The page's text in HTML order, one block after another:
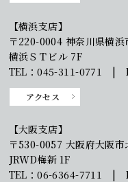
【横浜支店】
〒220-0004 神奈川県横
横浜ＳＴビル 7F
TEL：045-311-0771 |
アクセス
【大阪支店】
〒530-0057 大阪府大阪市
JRWD梅新 1F
TEL：06-6364-7711 |